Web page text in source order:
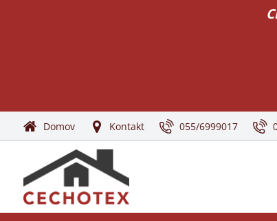
Domov
Kontakt 055/6999017